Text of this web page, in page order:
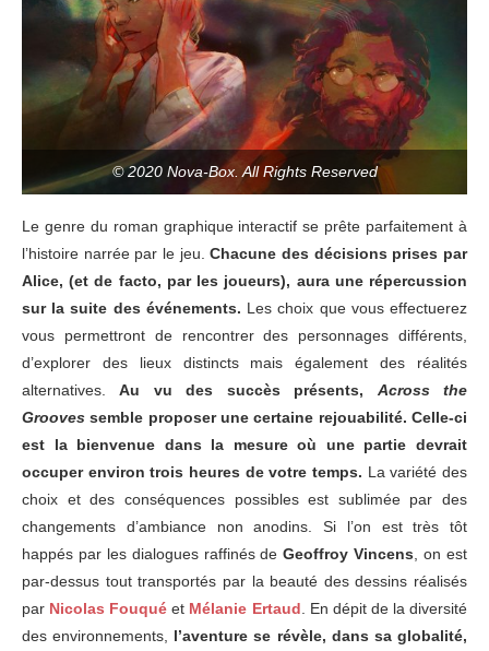
© 2020 Nova-Box. All Rights Reserved
Le genre du roman graphique interactif se prête parfaitement à
l’histoire narrée par le jeu.Chacune des décisions prises par
Alice, (et de facto, par les joueurs), aura une répercussion
sur la suite des événements. Les choix que vous effectuerez
vous permettront de rencontrer des personnages différents,
d’explorer des lieux distincts mais également des réalités
alternatives.Au vu des succès présents, Across the
Grooves semble proposer une certaine rejouabilité. Celle-ci
est la bienvenue dans la mesure où une partie devrait
occuper environ trois heures de votre temps. La variété des
choix et des conséquences possibles est sublimée par des
changements d’ambiance non anodins. Si l’on est très tôt
happés par les dialogues raffinés de Geoffroy Vincens , on est
par-dessus tout transportés par la beauté des dessins réalisés
par Nicolas Fouqué et Mélanie Ertaud . En dépit de la diversité
des environnements,
l’aventure se révèle, dans sa globalité,